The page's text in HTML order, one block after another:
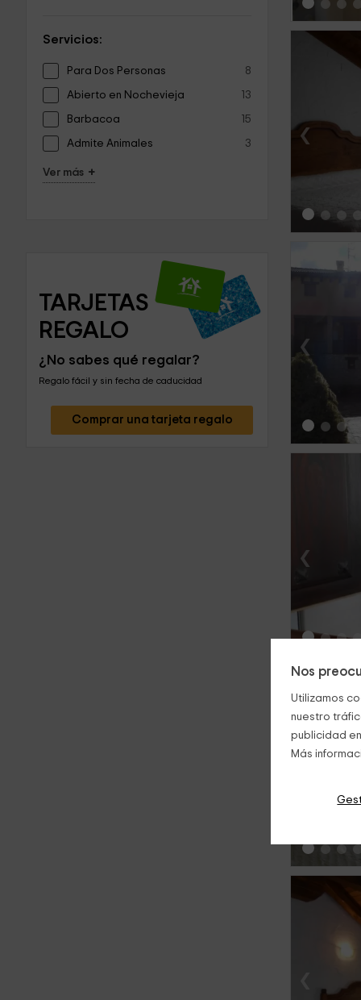
Nos
Utilizamos
nuestro
publicidad
Más
Servicios:
Para Dos Personas 8
Abierto en Nochevieja 13
Barbacoa 15
Admite Animales 3
Ver más +
TARJETAS
REGALO
¿No sabes qué regalar?
Regalo fácil y sin fecha de caducidad
Comprar una tarjeta regalo
‹
‹
‹
‹